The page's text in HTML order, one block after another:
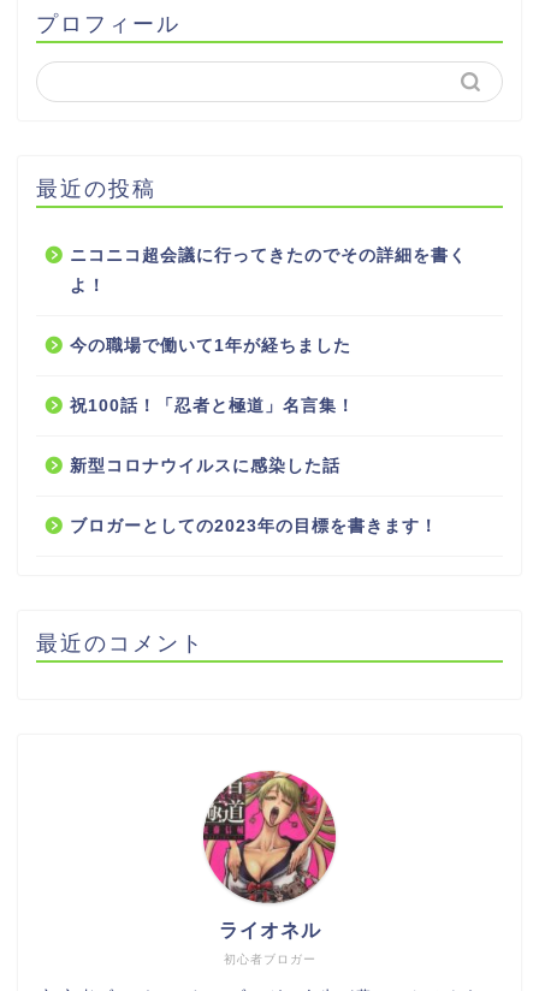
プロフィール
最近の投稿
ニコニコ超会議に行ってきたのでその詳細を書く
よ！
今の職場で働いて1年が経ちました
祝100話！「忍者と極道」名言集！
新型コロナウイルスに感染した話
ブロガーとしての2023年の目標を書きます！
最近のコメント
初心者ブロガー
ライオネル